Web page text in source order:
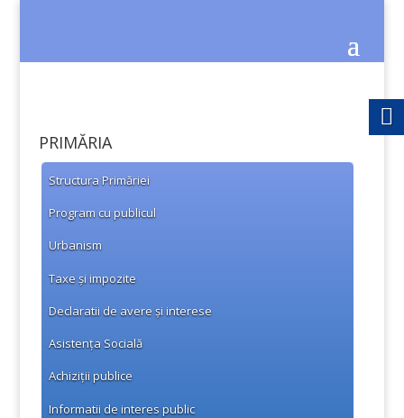
PRIMĂRIA
Structura Primăriei
Program cu publicul
Urbanism
Taxe și impozite
Declaratii de avere și interese
Asistența Socială
Achiziții publice
Informatii de interes public